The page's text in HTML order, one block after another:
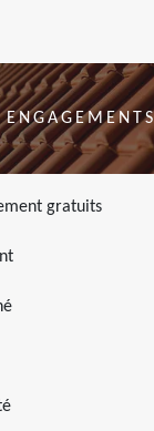
ENGAGEMENTS
gratuits